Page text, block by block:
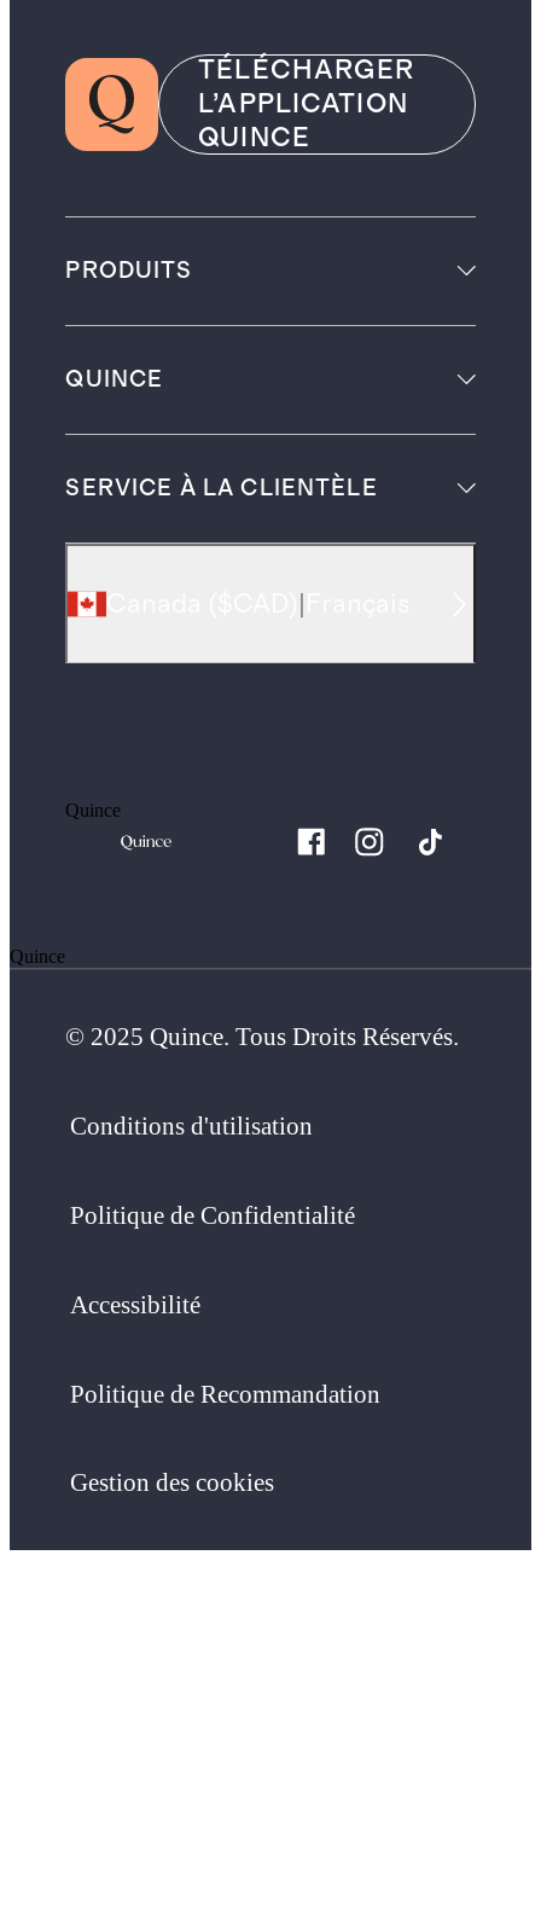
TÉLÉCHARGER
L’APPLICATION
QUINCE
PRODUITS
QUINCE
SERVICE À LA CLIENTÈLE
Quince
Quince
© 2025 Quince. Tous Droits Réservés.
Conditions d'utilisation
Politique de Confidentialité
Accessibilité
Politique de Recommandation
Gestion des cookies